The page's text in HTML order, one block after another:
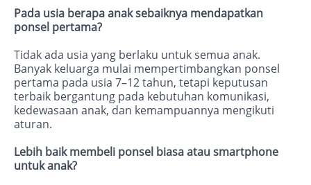
Pada usia berapa anak sebaiknya mendapatkan
ponsel pertama?
Tidak ada usia yang berlaku untuk semua anak.
Banyak keluarga mulai mempertimbangkan ponsel
pertama pada usia 7–12 tahun, tetapi keputusan
terbaik bergantung pada kebutuhan komunikasi,
kedewasaan anak, dan kemampuannya mengikuti
aturan.
Lebih baik membeli ponsel biasa atau smartphone
untuk anak?